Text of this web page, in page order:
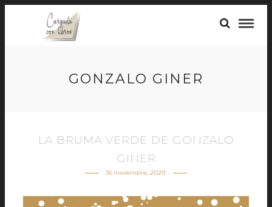
GONZALO GINER
LA BRUMA VERDE DE GONZALO
GINER
16 noviembre, 2020